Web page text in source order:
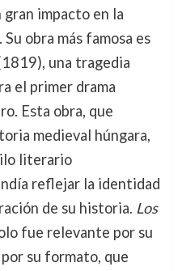
impacto en la
obra más famosa es
una tragedia
el primer drama
Esta obra, que
medieval húngara,
literario
reflejar la identidad
de su historia. Los
fue relevante por su
su formato, que